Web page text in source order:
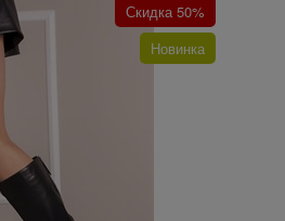
Скидка 50%
Новинка